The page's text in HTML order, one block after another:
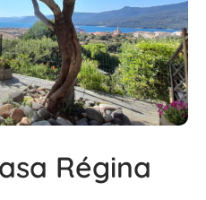
Régina